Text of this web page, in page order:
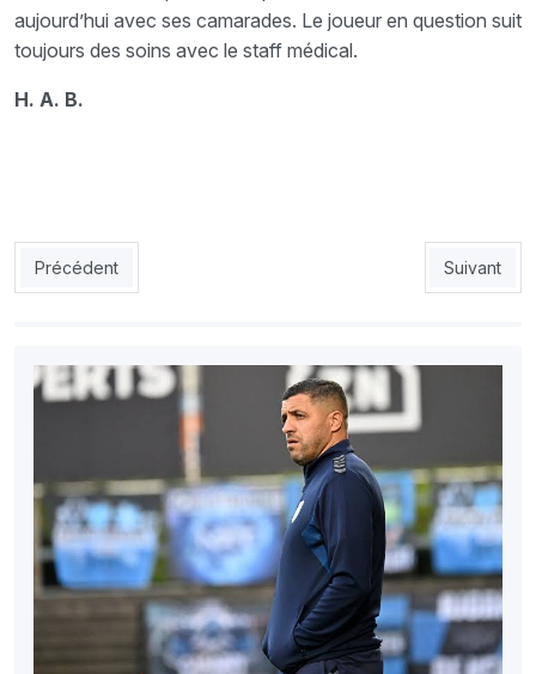
aujourd’hui avec ses camarades. Le joueur en question suit
toujours des soins avec le staff médical.
H. A. B.
Article précédent : JSK : Meguehout pète les plombs
Précédent Article
Suivant